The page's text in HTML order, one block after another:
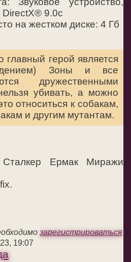
9.0с
на жестком диске: 4 Гб
главный герой является
Зоны и все
дружественными
убивать, а можно
относиться к собакам,
и другим мутантам.
Ермак Миражи
зарегистрироваться
19:07